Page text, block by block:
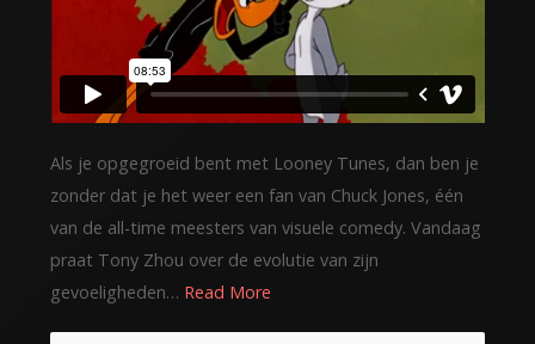
Als je opgegroeid bent met Looney Tunes, dan ben je
zonder dat je het weer een fan van Chuck Jones, één
van de all-time meesters van visuele comedy. Vandaag
praat Tony Zhou over de evolutie van zijn
gevoeligheden… Read More